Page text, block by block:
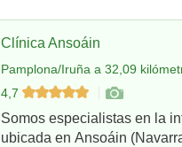
Clínica Ansoáin
Pamplona/Iruña a 32,09
4,7
Somos especialistas en la
ubicada en Ansoáin